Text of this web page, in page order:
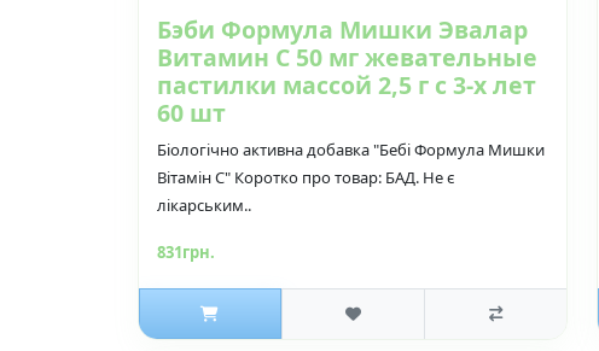
Бэби Формула Мишки Эвалар
Витамин С 50 мг жевательные
пастилки массой 2,5 г с 3-х лет
60 шт
Біологічно активна добавка "Бебі Формула Мишки
Вітамін С" Коротко про товар: БАД. Не є
лікарським..
831грн.